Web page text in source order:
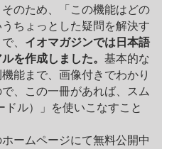
そのため、「この機能はどの
ちょっとした疑問を解決す
、 イオマガジンでは日本語
を作成しました。 基本的な
能まで、画像付きでわかり
、この一冊があれば、スム
ドル）」を使いこなすこと
ームページにて無料公開中